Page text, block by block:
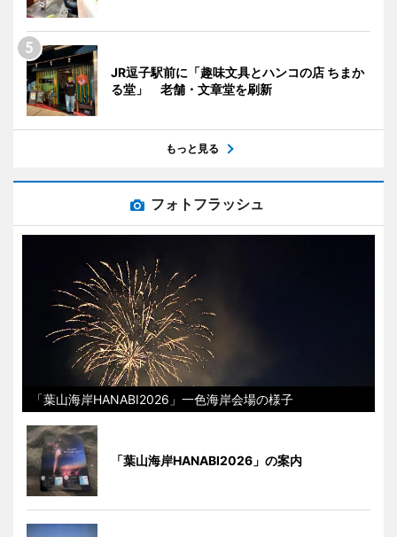
JR逗子駅前に「趣味文具とハンコの店 ちまか
る堂」 老舗・文章堂を刷新
もっと見る
フォトフラッシュ
「葉山海岸HANABI2026」一色海岸会場の様子
「葉山海岸HANABI2026」の案内